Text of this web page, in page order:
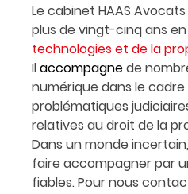
Le cabinet HAAS
plus de vingt-cinq ans en
technologies et de la
Ilaccompagnede
numérique dans le cadre
problématiques
relatives au droit de la
Dans un monde
faire accompagner par
fiables. Pour nous